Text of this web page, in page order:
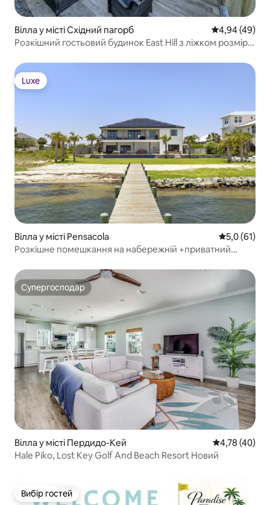
Вілла у місті Східний пагорб Середня
4,94 (49)
Розкішний гостьовий будинок East Hill з ліжком розміру
Luxe
Luxe
Вілла у місті Pensacola Середня
5,0 (61)
Розкішне помешкання на набережній +приватний
Супергосподар
Супергосподар
Вілла у місті Пердидо-Кей Середня
4,78 (40)
Hale Piko, Lost Key Golf And Beach Resort Новий
Вибір гостей
Вибір гостей